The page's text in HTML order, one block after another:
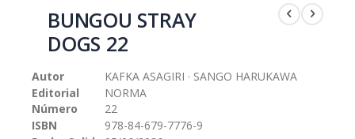
comienzo
galería
imágenes
BUNGOU STRAY
DOGS 22
Autor
KAFKA ASAGIRI · SANGO HARUKAWA
Editorial
NORMA
Número
22
ISBN
978-84-679-7776-9